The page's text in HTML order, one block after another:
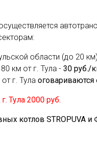
области (до 20
км от г. Тула - 30 руб./
г. Тула оговариваются
Тула 2000 руб.
котлов STROPUVA и